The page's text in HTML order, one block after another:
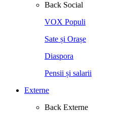
Back Social
VOX Populi
Sate și Orașe
Diaspora
Pensii și salarii
Externe
Back Externe